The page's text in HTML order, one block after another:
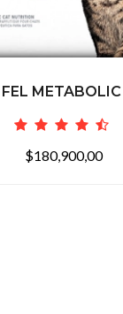
$180,900,00